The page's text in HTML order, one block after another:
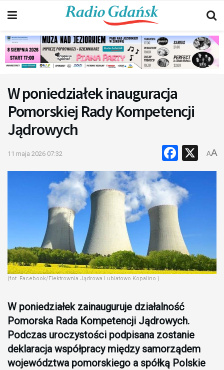
W poniedziałek inauguracja
Pomorskiej Rady Kompetencji
Jądrowych
11 maja 2026 07:32 X
AA
(fot. Facebook/Elektrownia Jądrowa Lubiatowo Kopalino )
W poniedziałek zainauguruje działalność
Pomorska Rada Kompetencji Jądrowych.
Podczas uroczystości podpisana zostanie
deklaracja współpracy między samorządem
województwa pomorskiego a spółką Polskie